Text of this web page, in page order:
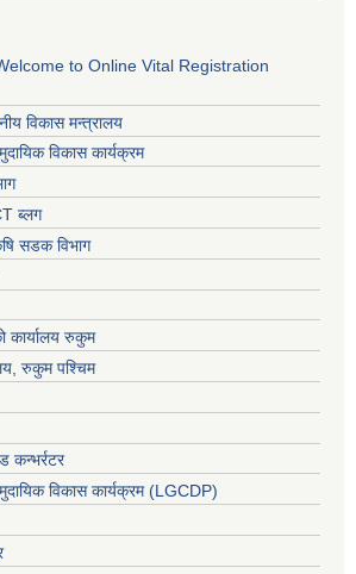
to Online Vital Registration
विकास मन्त्रालय
विकास कार्यक्रम
ब्लग
सडक विभाग
कार्यालय रुकुम
रुकुम पश्चिम
कन्भर्रटर
विकास कार्यक्रम (LGCDP)